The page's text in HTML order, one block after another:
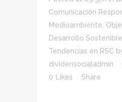
Comunicación
Medioambiente
Desarrollo Sostenible
Tendencias en RSC
dividensocialadmin
0
Likes Share